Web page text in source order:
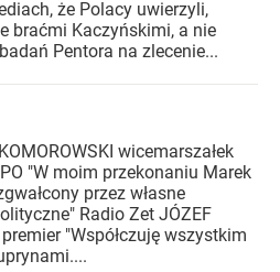
że Polacy uwierzyli,
braćmi Kaczyńskimi, a nie
Pentora na zlecenie...
wicemarszałek
"W moim przekonaniu Marek
przez własne
Radio Zet JÓZEF
premier "Współczuję wszystkim